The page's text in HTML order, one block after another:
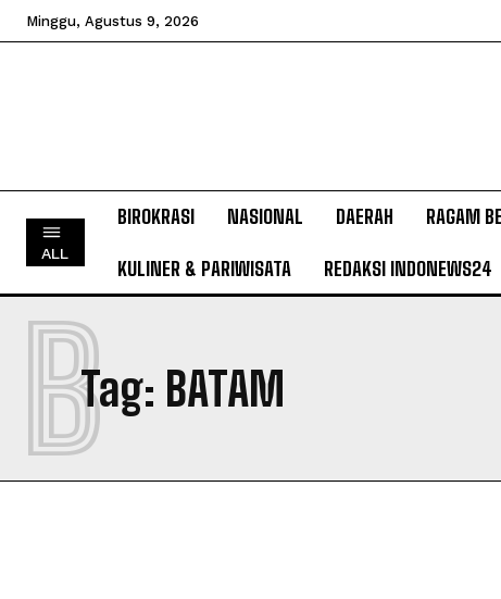
Minggu, Agustus 9, 2026
ALL
BIROKRASI NASIONAL DAERAH RAGAM
KULINER & PARIWISATA REDAKSI INDONEWS24
Tag: BATAM
B